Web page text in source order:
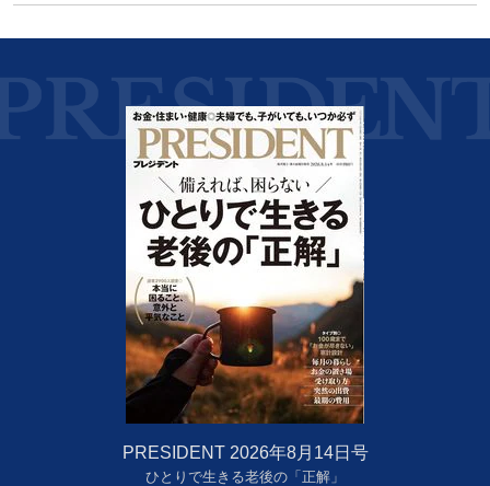
PRESIDENT 2026年8月14日号
ひとりで生きる老後の「正解」